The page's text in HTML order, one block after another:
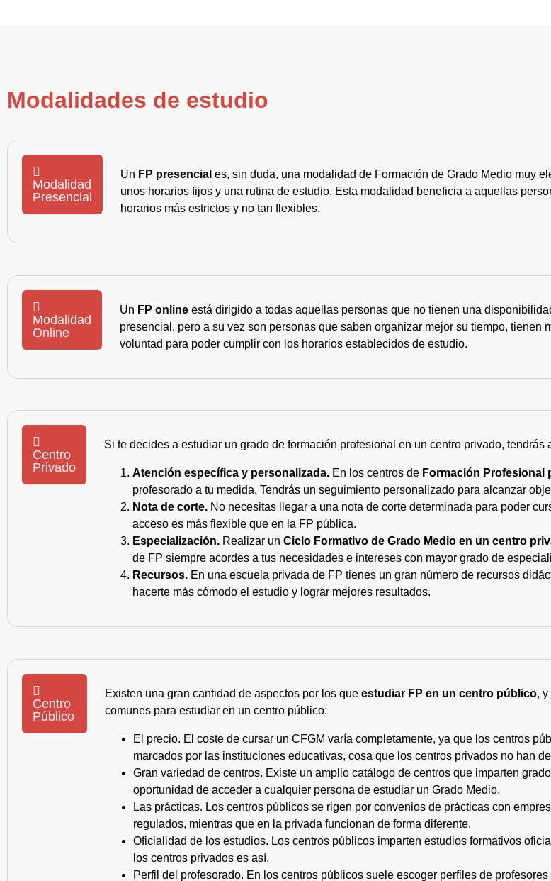
Modalidades de estudio
Modalidad
Presencial
Un FP presencial es, sin duda, una modalidad de Formación de Grado Medio muy
unos horarios fijos y una rutina de estudio. Esta modalidad beneficia a aquellas
horarios más estrictos y no tan flexibles.
Modalidad
Online
Un FP online está dirigido a todas aquellas personas que no tienen una
presencial, pero a su vez son personas que saben organizar mejor su tiempo, tienen
voluntad para poder cumplir con los horarios establecidos de estudio.
Centro
Privado
Si te decides a estudiar un grado de formación profesional en un centro privado, tendrás
Atención específica y personalizada. En los centros de Formación Profesional
profesorado a tu medida. Tendrás un seguimiento personalizado para alcanzar
Nota de corte. No necesitas llegar a una nota de corte determinada para poder
acceso es más flexible que en la FP pública.
Especialización. Realizar un Ciclo Formativo de Grado Medio en un centro
de FP siempre acordes a tus necesidades e intereses con mayor grado de
Recursos. En una escuela privada de FP tienes un gran número de recursos
hacerte más cómodo el estudio y lograr mejores resultados.
Centro
Público
Existen una gran cantidad de aspectos por los queestudiar FP en un centro público,
comunes para estudiar en un centro público:
El precio. El coste de cursar un CFGM varía completamente, ya que los centros
marcados por las instituciones educativas, cosa que los centros privados no han
Gran variedad de centros. Existe un amplio catálogo de centros que imparten
oportunidad de acceder a cualquier persona de estudiar un Grado Medio.
Las prácticas. Los centros públicos se rigen por convenios de prácticas con
regulados, mientras que en la privada funcionan de forma diferente.
Oficialidad de los estudios. Los centros públicos imparten estudios formativos
los centros privados es así.
Perfil del profesorado. En los centros públicos suele escoger perfiles de